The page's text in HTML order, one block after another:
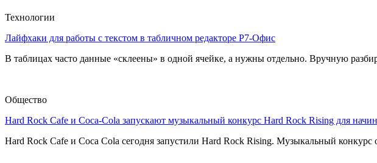
Технологии
Лайфхаки для работы с текстом в табличном редакторе Р7-Офис
В таблицах часто данные «склеены» в одной ячейке, а нужны отдельно. Вручную
Общество
Hard Rock Cafe и Coca-Cola запускают музыкальный конкурс Hard Rock Rising для
Hard Rock Cafe и Coca Cola сегодня запустили Hard Rock Rising. Музыкальный конкурс